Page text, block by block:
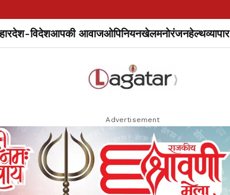
देश-विदेशआपकी आवाजओपिनियनखेलमनोरंजनहेल्थव्यापार
Advertisement